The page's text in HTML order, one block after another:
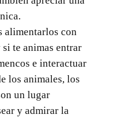
alimentarlos con
te animas entrar
e interactuar
los animales, los
un lugar
y admirar la